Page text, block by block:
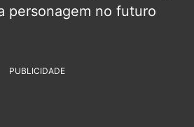
personagem no futuro
PUBLICIDADE